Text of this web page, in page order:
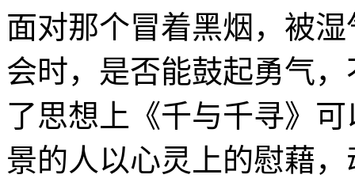
面对那个冒着黑烟，被
会时，是否能鼓起勇气
了思想上《千与千寻》
景的人以心灵上的慰藉